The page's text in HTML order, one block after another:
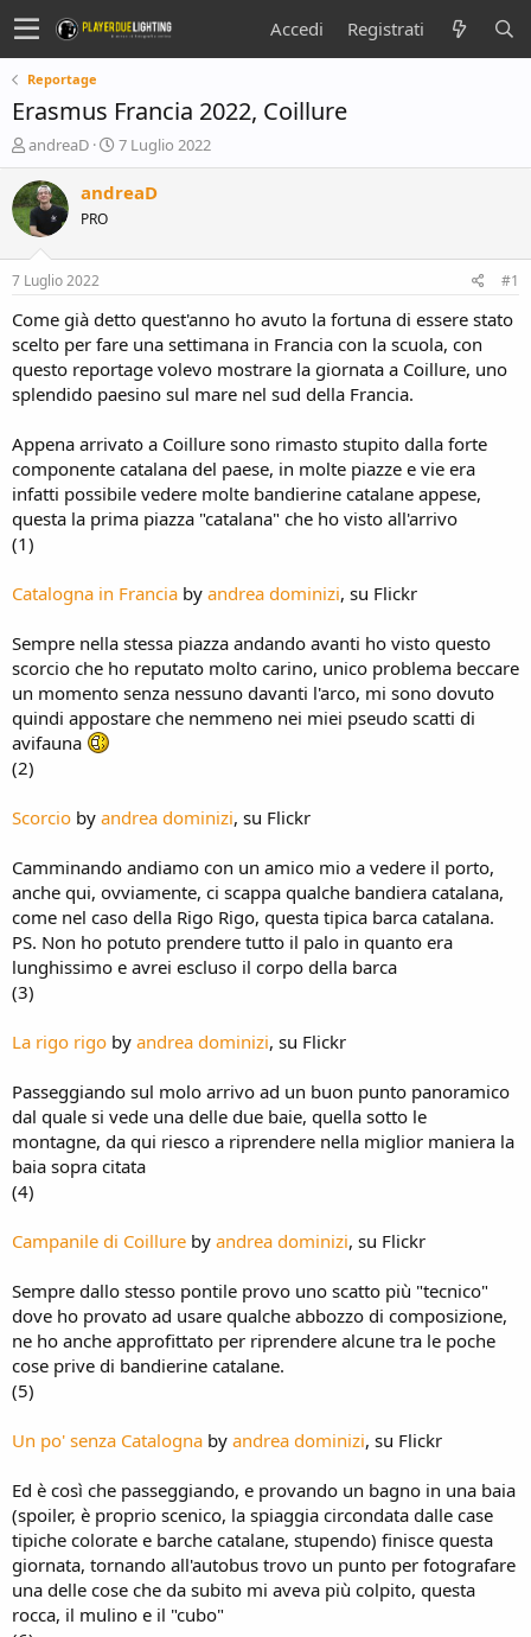
Accedi Registrati
Reportage
Erasmus Francia 2022, Coillure
C
r
e
a
t
e
D
s
c
u
s
i
o
n
e
andreaD
D
a
t
i
i
o
7 Luglio 2022
andreaD
PRO
7 Luglio 2022 #1
Come già detto quest'anno ho avuto la fortuna di essere stato
scelto per fare una settimana in Francia con la scuola, con
questo reportage volevo mostrare la giornata a Coillure, uno
splendido paesino sul mare nel sud della Francia.
Appena arrivato a Coillure sono rimasto stupito dalla forte
componente catalana del paese, in molte piazze e vie era
infatti possibile vedere molte bandierine catalane appese,
questa la prima piazza "catalana" che ho visto all'arrivo
(1)
Catalogna in Francia by andrea dominizi, su Flickr
Sempre nella stessa piazza andando avanti ho visto questo
scorcio che ho reputato molto carino, unico problema beccare
un momento senza nessuno davanti l'arco, mi sono dovuto
quindi appostare che nemmeno nei miei pseudo scatti di
avifauna
(2)
Scorcio by andrea dominizi, su Flickr
Camminando andiamo con un amico mio a vedere il porto,
anche qui, ovviamente, ci scappa qualche bandiera catalana,
come nel caso della Rigo Rigo, questa tipica barca catalana.
PS. Non ho potuto prendere tutto il palo in quanto era
lunghissimo e avrei escluso il corpo della barca
(3)
La rigo rigo by andrea dominizi, su Flickr
Passeggiando sul molo arrivo ad un buon punto panoramico
dal quale si vede una delle due baie, quella sotto le
montagne, da qui riesco a riprendere nella miglior maniera la
baia sopra citata
(4)
Campanile di Coillure by andrea dominizi, su Flickr
Sempre dallo stesso pontile provo uno scatto più "tecnico"
dove ho provato ad usare qualche abbozzo di composizione,
ne ho anche approfittato per riprendere alcune tra le poche
cose prive di bandierine catalane.
(5)
Un po' senza Catalogna by andrea dominizi, su Flickr
Ed è così che passeggiando, e provando un bagno in una baia
(spoiler, è proprio scenico, la spiaggia circondata dalle case
tipiche colorate e barche catalane, stupendo) finisce questa
giornata, tornando all'autobus trovo un punto per fotografare
una delle cose che da subito mi aveva più colpito, questa
rocca, il mulino e il "cubo"